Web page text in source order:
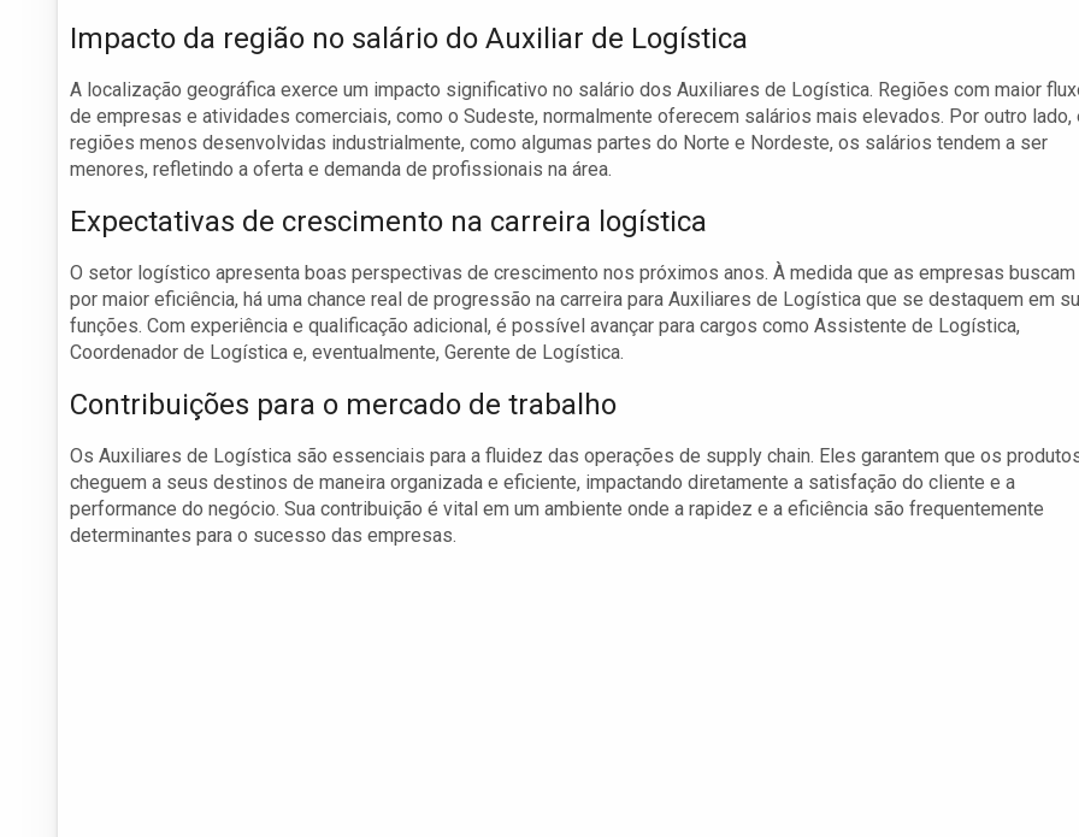
Impacto da região no salário do Auxiliar de Logística
A localização geográfica exerce um impacto significativo no salário dos Auxiliares de Logística. Regiões com maior
de empresas e atividades comerciais, como o Sudeste, normalmente oferecem salários mais elevados. Por outro lado,
regiões menos desenvolvidas industrialmente, como algumas partes do Norte e Nordeste, os salários tendem a ser
menores, refletindo a oferta e demanda de profissionais na área.
Expectativas de crescimento na carreira logística
O setor logístico apresenta boas perspectivas de crescimento nos próximos anos. À medida que as empresas buscam
por maior eficiência, há uma chance real de progressão na carreira para Auxiliares de Logística que se destaquem em
funções. Com experiência e qualificação adicional, é possível avançar para cargos como Assistente de Logística,
Coordenador de Logística e, eventualmente, Gerente de Logística.
Contribuições para o mercado de trabalho
Os Auxiliares de Logística são essenciais para a fluidez das operações de supply chain. Eles garantem que os
cheguem a seus destinos de maneira organizada e eficiente, impactando diretamente a satisfação do cliente e a
performance do negócio. Sua contribuição é vital em um ambiente onde a rapidez e a eficiência são frequentemente
determinantes para o sucesso das empresas.